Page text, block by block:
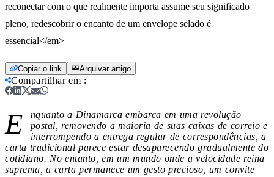
reconectar com o que realmente importa assume seu significado
pleno, redescobrir o encanto de um envelope selado é
essencial</em>
Copiar o link Arquivar artigo
Compartilhar em :
E
nquanto a Dinamarca embarca em uma revolução
postal, removendo a maioria de suas caixas de correio e
interrompendo a entrega regular de correspondências, a
carta tradicional parece estar desaparecendo gradualmente do
cotidiano. No entanto, em um mundo onde a velocidade reina
suprema, a carta permanece um gesto precioso, um convite